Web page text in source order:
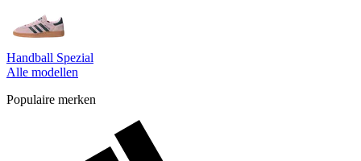
Handball Spezial
Alle modellen
Populaire merken